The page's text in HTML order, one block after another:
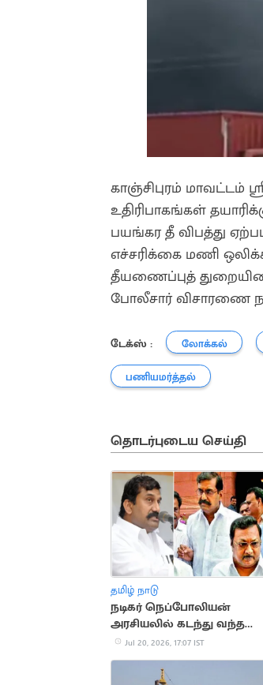
காஞ்சிபுரம் மாவட்டம்
உதிரிபாகங்கள்
பயங்கர தீ விபத்து
எச்சரிக்கை மணி
தீயணைப்புத்
போலீசார் விசாரணை
டேக்ஸ் : லோக்கல்
பணியமர்த்தல்
தொடர்புடைய செய்தி
தமிழ் நாடு
நடிகர் நெப்போலியன்
அரசியலில் கடந்து வந்த
முக்கிய நிகழ்வுகள்
Jul 20, 2026, 17:07 IST